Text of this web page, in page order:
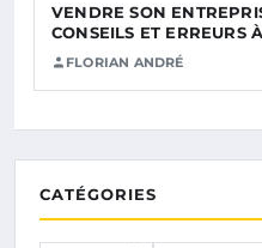
VENDRE SON
CONSEILS ET ERREURS
FLORIAN ANDRÉ
CATÉGORIES